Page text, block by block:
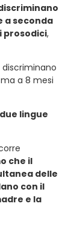
a seconda
prosodici,
a 8 mesi
lingue
che il
delle
con il
e la